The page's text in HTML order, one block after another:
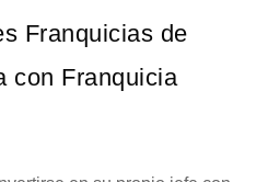
Franquicias de
con Franquicia